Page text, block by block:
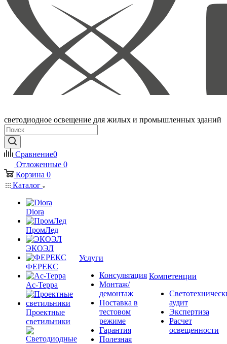
светодиодное освещение для жилых и промышленных зданий
Сравнение0
Отложенные 0
Корзина 0
Каталог
Diora
ПромЛед
ЭКОЭЛ
ФЕРЕКС
Ас-Терра
Проектные
светильники
Услуги
Консультация
Монтаж/
демонтаж
Поставка в
тестовом
режиме
Гарантия
Полезная
Компетенции
аудит
Экспертиза
Расчет
освещенности